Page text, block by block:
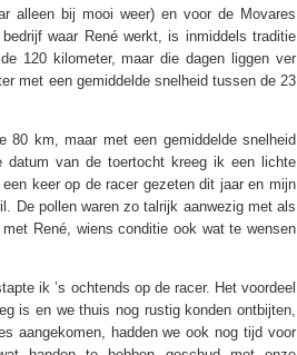
alleen bij mooi weer) en voor de Movares
waar René werkt, is inmiddels traditie
120 kilometer, maar die dagen liggen ver
met een gemiddelde snelheid tussen de 23
km, maar met een gemiddelde snelheid
van de toertocht kreeg ik een lichte
keer op de racer gezeten dit jaar en mijn
De pollen waren zo talrijk aanwezig met als
René, wiens conditie ook wat te wensen
ik ’s ochtends op de racer. Het voordeel
is en we thuis nog rustig konden ontbijten,
aangekomen, hadden we ook nog tijd voor